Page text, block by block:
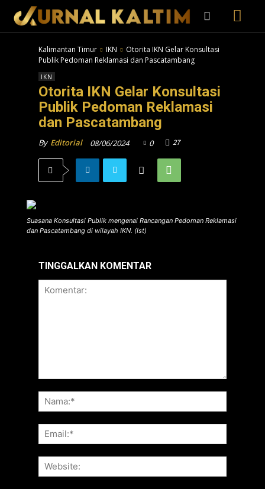
Kalimantan Timur IKN
Otorita IKN Gelar Konsultasi
Publik Pedoman Reklamasi dan Pascatambang
IKN
Otorita IKN Gelar Konsultasi
Publik Pedoman Reklamasi
dan Pascatambang
By Editorial 08/06/2024 0 27
Suasana Konsultasi Publik mengenai Rancangan Pedoman Reklamasi
dan Pascatambang di wilayah IKN. (Ist)
TINGGALKAN KOMENTAR